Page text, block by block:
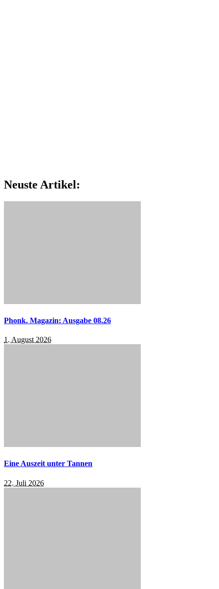
Neuste Artikel:
Phonk. Magazin: Ausgabe 08.26
1. August 2026
Eine Auszeit unter Tannen
22. Juli 2026